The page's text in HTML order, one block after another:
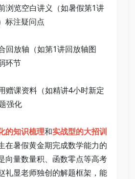
浏览空白讲义（如暑假第1讲
标注疑问点
回放轴（如第1讲回放轴图
环节
赠课资料（如精讲4小时新定
强化
的知识梳理和实战型的大招训
在暑假黄金期完成数学能力的
向量数量积、函数零点等高考
礼显老师独创的解题框架，能